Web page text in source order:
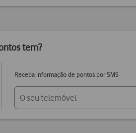
tem?
Receba informação de pontos por SMS